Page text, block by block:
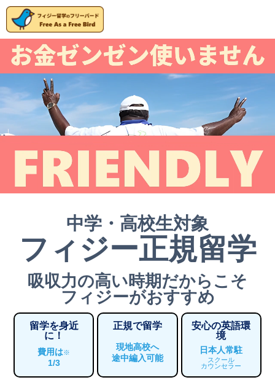
中学・高校生対象
フィジー正規留学
吸収力の高い時期だからこそ
フィジーがおすすめ
留学を身近
に！
費用は※
1/3
正規で留学
現地高校へ
途中編入可能
安心の英語環
境
日本人常駐
スクール
カウンセラー